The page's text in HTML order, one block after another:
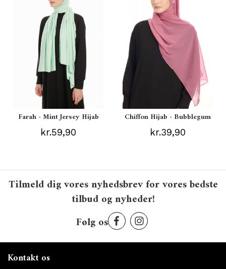
Farah - Mint Jersey Hijab
kr.59,90
Chiffon Hijab - Bubblegum
kr.39,90
Tilmeld dig vores nyhedsbrev for vores bedste
tilbud og nyheder!
Følg os
Kontakt os